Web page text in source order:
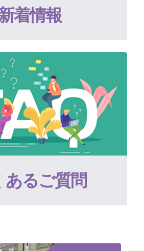
着情報
あるご質問